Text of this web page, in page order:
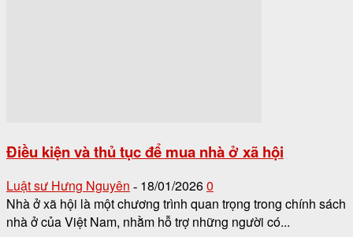
Điều kiện và thủ tục để mua nhà ở xã hội
Luật sư Hưng Nguyên - 18/01/20260
Nhà ở xã hội là một chương trình quan trọng trong chính sách
nhà ở của Việt Nam, nhằm hỗ trợ những người có...